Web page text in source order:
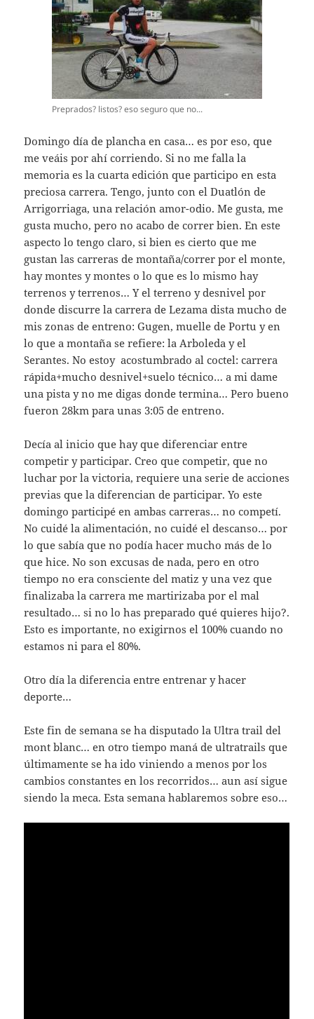
Preprados? listos? eso seguro que no...
Domingo día de plancha en casa… es por eso, que
me veáis por ahí corriendo. Si no me falla la
memoria es la cuarta edición que participo en esta
preciosa carrera. Tengo, junto con el Duatlón de
Arrigorriaga, una relación amor-odio. Me gusta, me
gusta mucho, pero no acabo de correr bien. En este
aspecto lo tengo claro, si bien es cierto que me
gustan las carreras de montaña/correr por el monte,
hay montes y montes o lo que es lo mismo hay
terrenos y terrenos… Y el terreno y desnivel por
donde discurre la carrera de Lezama dista mucho de
mis zonas de entreno: Gugen, muelle de Portu y en
lo que a montaña se refiere: la Arboleda y el
Serantes. No estoy acostumbrado al coctel: carrera
rápida+mucho desnivel+suelo técnico… a mi dame
una pista y no me digas donde termina… Pero bueno
fueron 28km para unas 3:05 de entreno.
Decía al inicio que hay que diferenciar entre
competir y participar. Creo que competir, que no
luchar por la victoria, requiere una serie de acciones
previas que la diferencian de participar. Yo este
domingo participé en ambas carreras… no competí.
No cuidé la alimentación, no cuidé el descanso… por
lo que sabía que no podía hacer mucho más de lo
que hice. No son excusas de nada, pero en otro
tiempo no era consciente del matiz y una vez que
finalizaba la carrera me martirizaba por el mal
resultado… si no lo has preparado qué quieres hijo?.
Esto es importante, no exigirnos el 100% cuando no
estamos ni para el 80%.
Otro día la diferencia entre entrenar y hacer
deporte…
Este fin de semana se ha disputado la Ultra trail del
mont blanc… en otro tiempo maná de ultratrails que
últimamente se ha ido viniendo a menos por los
cambios constantes en los recorridos… aun así sigue
siendo la meca. Esta semana hablaremos sobre eso…